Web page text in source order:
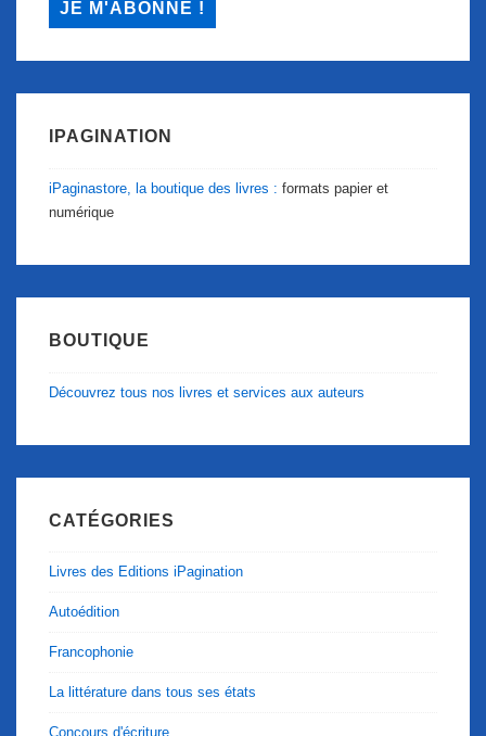
IPAGINATION
iPaginastore, la boutique des livres : formats papier et
numérique
BOUTIQUE
Découvrez tous nos livres et services aux auteurs
CATÉGORIES
Livres des Editions iPagination
Autoédition
Francophonie
La littérature dans tous ses états
Concours d'écriture